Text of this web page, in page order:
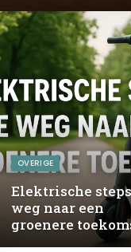
OVERIGE
Elektrische
weg naar een
groenere